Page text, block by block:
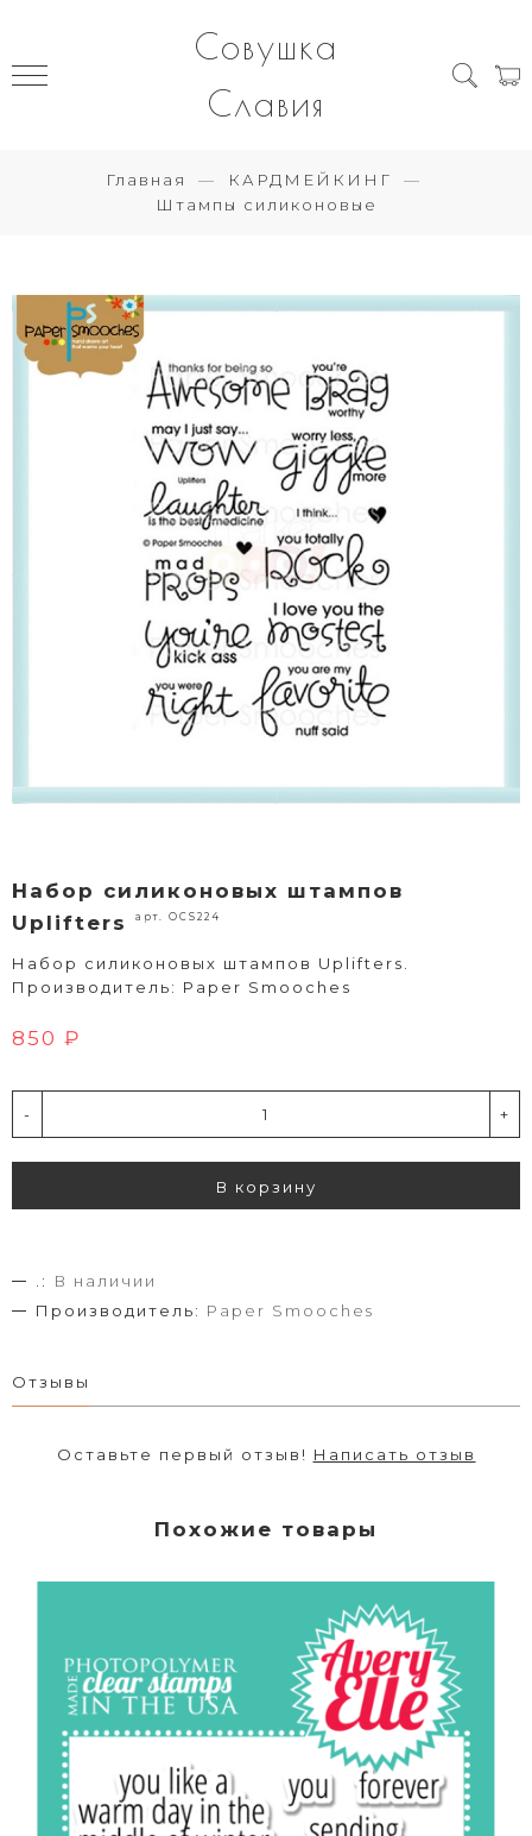
Совушка
Славия
Главная
КАРДМЕЙКИНГ
Штампы силиконовые
Набор силиконовых штампов
Uplifters
арт. OCS224
Набор силиконовых штампов Uplifters.
Производитель: Paper Smooches
850 ₽
- +
В корзину
.:
В наличии
Производитель: Paper Smooches
Отзывы
Оставьте первый отзыв! Написать отзыв
Похожие товары